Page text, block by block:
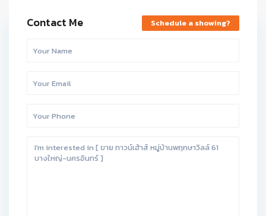
Contact Me Schedule a showing?